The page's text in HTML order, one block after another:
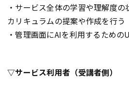
・サービス全体の学習や理解度
カリキュラムの提案や作成を行う
・管理画面にAIを利用するための
▽サービス利用者（受講者側）